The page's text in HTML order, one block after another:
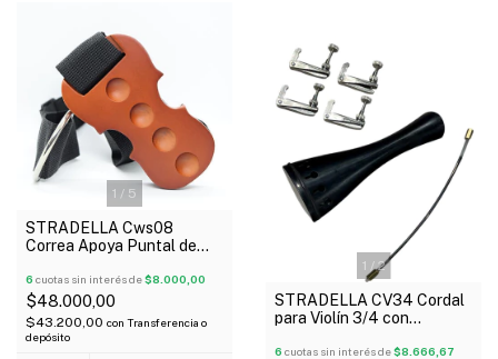
1 / 5
STRADELLA Cws08
Correa Apoya Puntal de
Regulable
6 cuotas sin interés de$8.000,00
$48.000,00
$43.200,00 con Transferencia o
depósito
1 /2
STRADELLA CV34 Cordal
para Violín 3/4 con
6 cuotas sin interés de$8.666,67